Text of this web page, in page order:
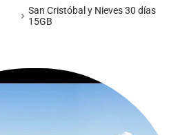
San Cristóbal y Nieves 30 días
15GB